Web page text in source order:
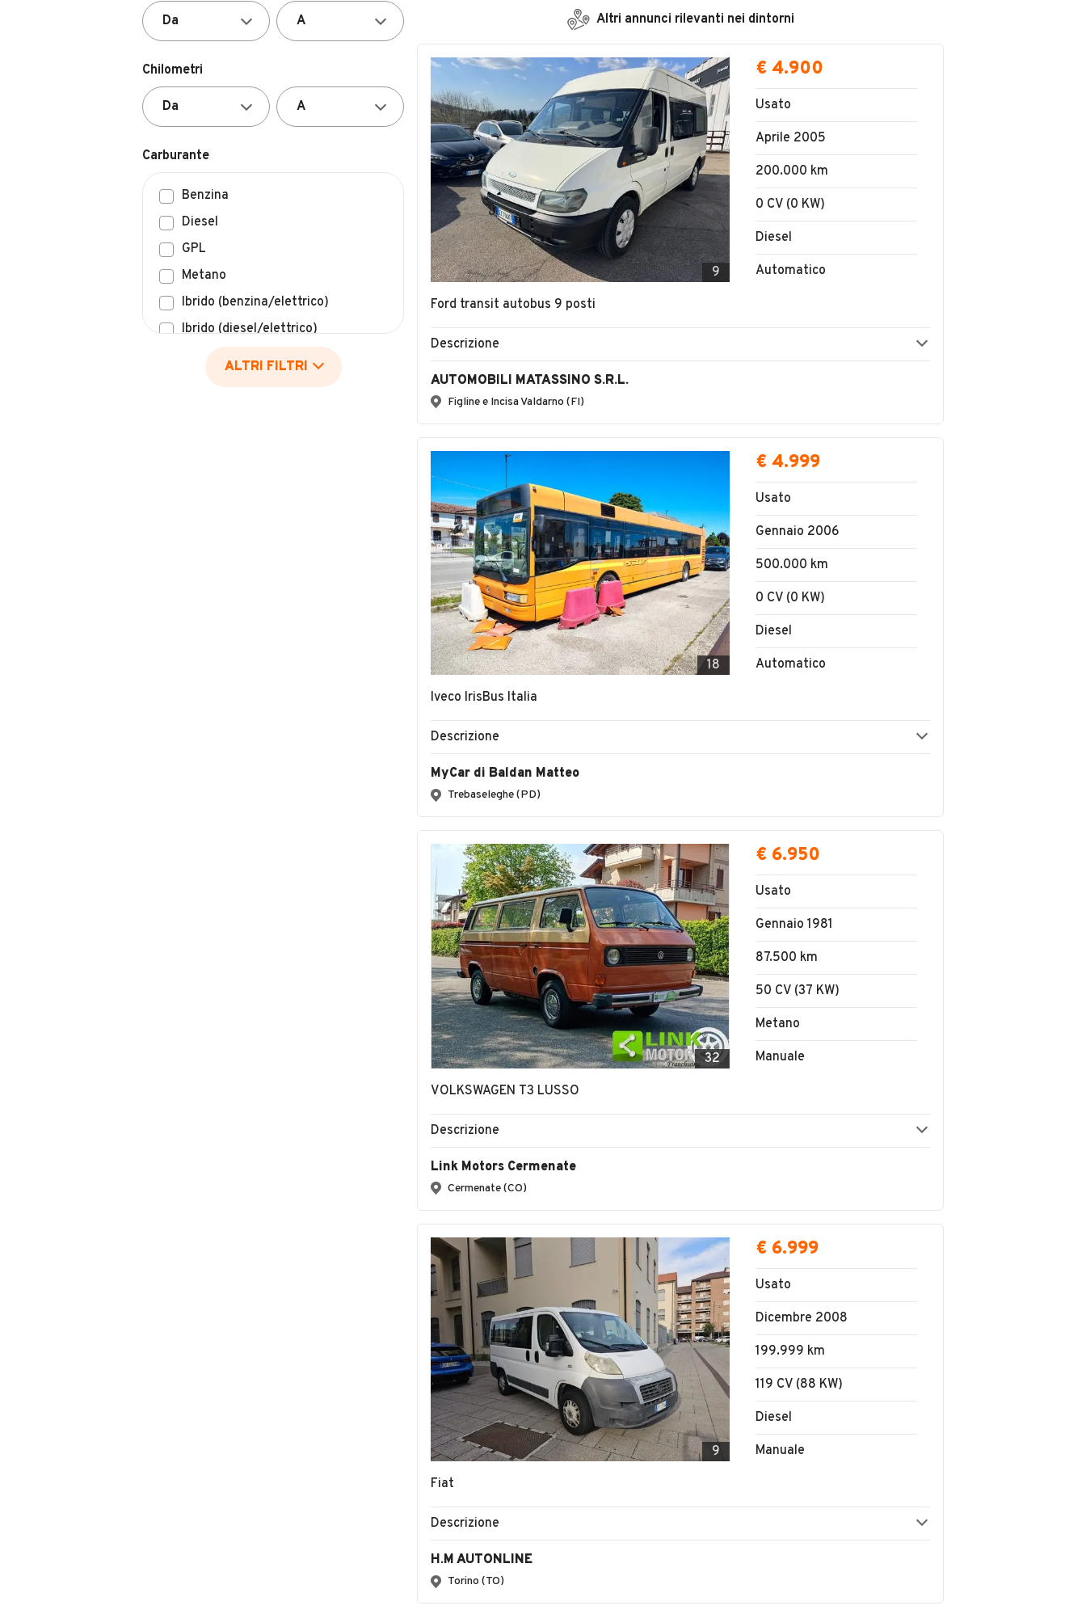
Chilometri
Carburante
Benzina
Diesel
GPL
Metano
Ibrido (benzina/elettrico)
Ibrido (diesel/elettrico)
Elettrico
Idrogeno
ALTRI FILTRI
Altri annunci rilevanti nei dintorni
9
Ford transit autobus 9 posti
€ 4.900
Usato
Aprile 2005
200.000 km
0 CV (0 KW)
Diesel
Automatico
Descrizione
AUTOMOBILI MATASSINO S.R.L.
Figline e Incisa Valdarno (FI)
18
Iveco IrisBus Italia
€ 4.999
Usato
Gennaio 2006
500.000 km
0 CV (0 KW)
Diesel
Automatico
Descrizione
MyCar di Baldan Matteo
Trebaseleghe (PD)
32
VOLKSWAGEN T3 LUSSO
€ 6.950
Usato
Gennaio 1981
87.500 km
50 CV (37 KW)
Metano
Manuale
Descrizione
Link Motors Cermenate
Cermenate (CO)
9
Fiat
€ 6.999
Usato
Dicembre 2008
199.999 km
119 CV (88 KW)
Diesel
Manuale
Descrizione
H.M AUTONLINE
Torino (TO)